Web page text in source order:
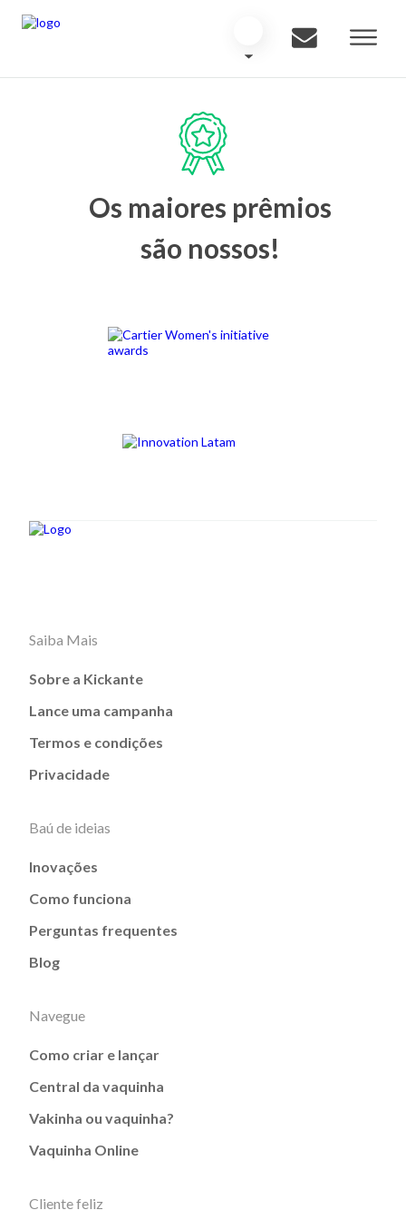
Os maiores prêmios
são nossos!
Saiba Mais
Sobre a Kickante
Lance uma campanha
Termos e condições
Privacidade
Baú de ideias
Inovações
Como funciona
Perguntas frequentes
Blog
Navegue
Como criar e lançar
Central da vaquinha
Vakinha ou vaquinha?
Vaquinha Online
Cliente feliz